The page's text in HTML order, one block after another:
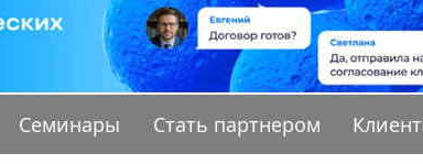
Семинары Стать партнером